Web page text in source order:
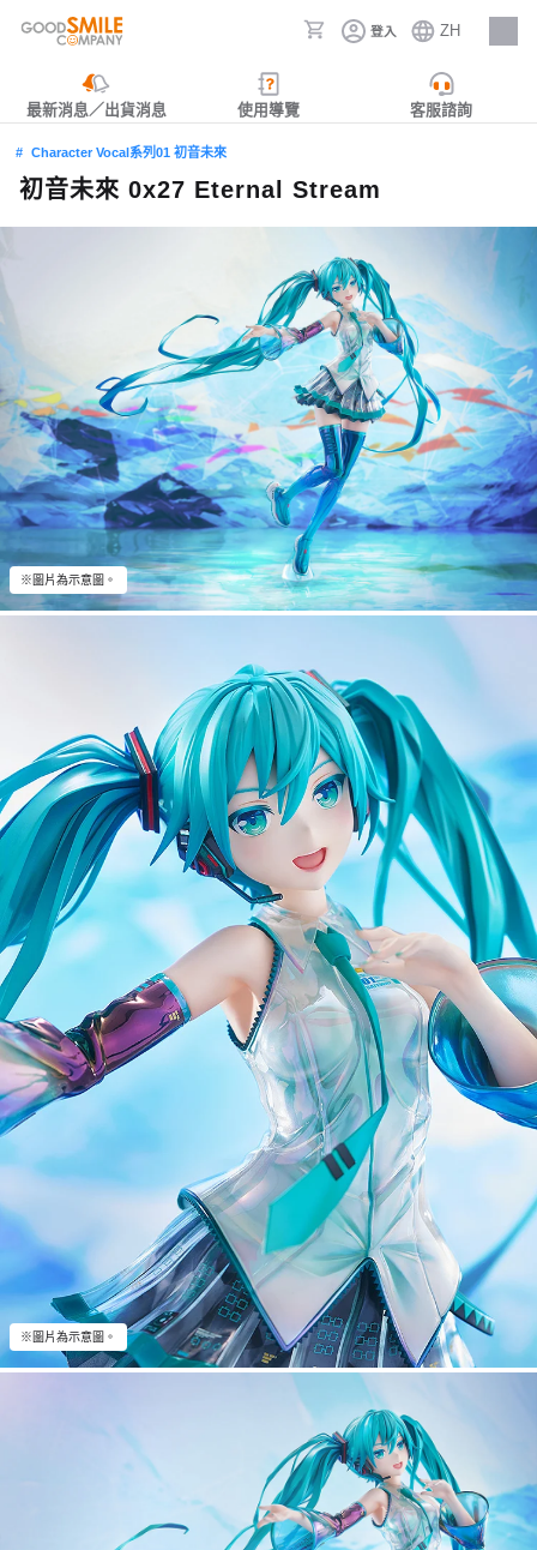
登入 ZH
人才招募
最新消息／出貨消息 使用導覽 客服諮詢
Character Vocal系列01 初音未來
初音未來 0x27 Eternal Stream
※圖片為示意圖。
※圖片為示意圖。